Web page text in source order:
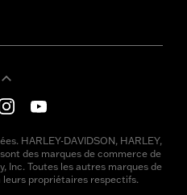
HARLEY-DAVIDSON, HARLEY,
des marques de commerce de
Inc. Toutes les autres marques de
propriétaires respectifs.